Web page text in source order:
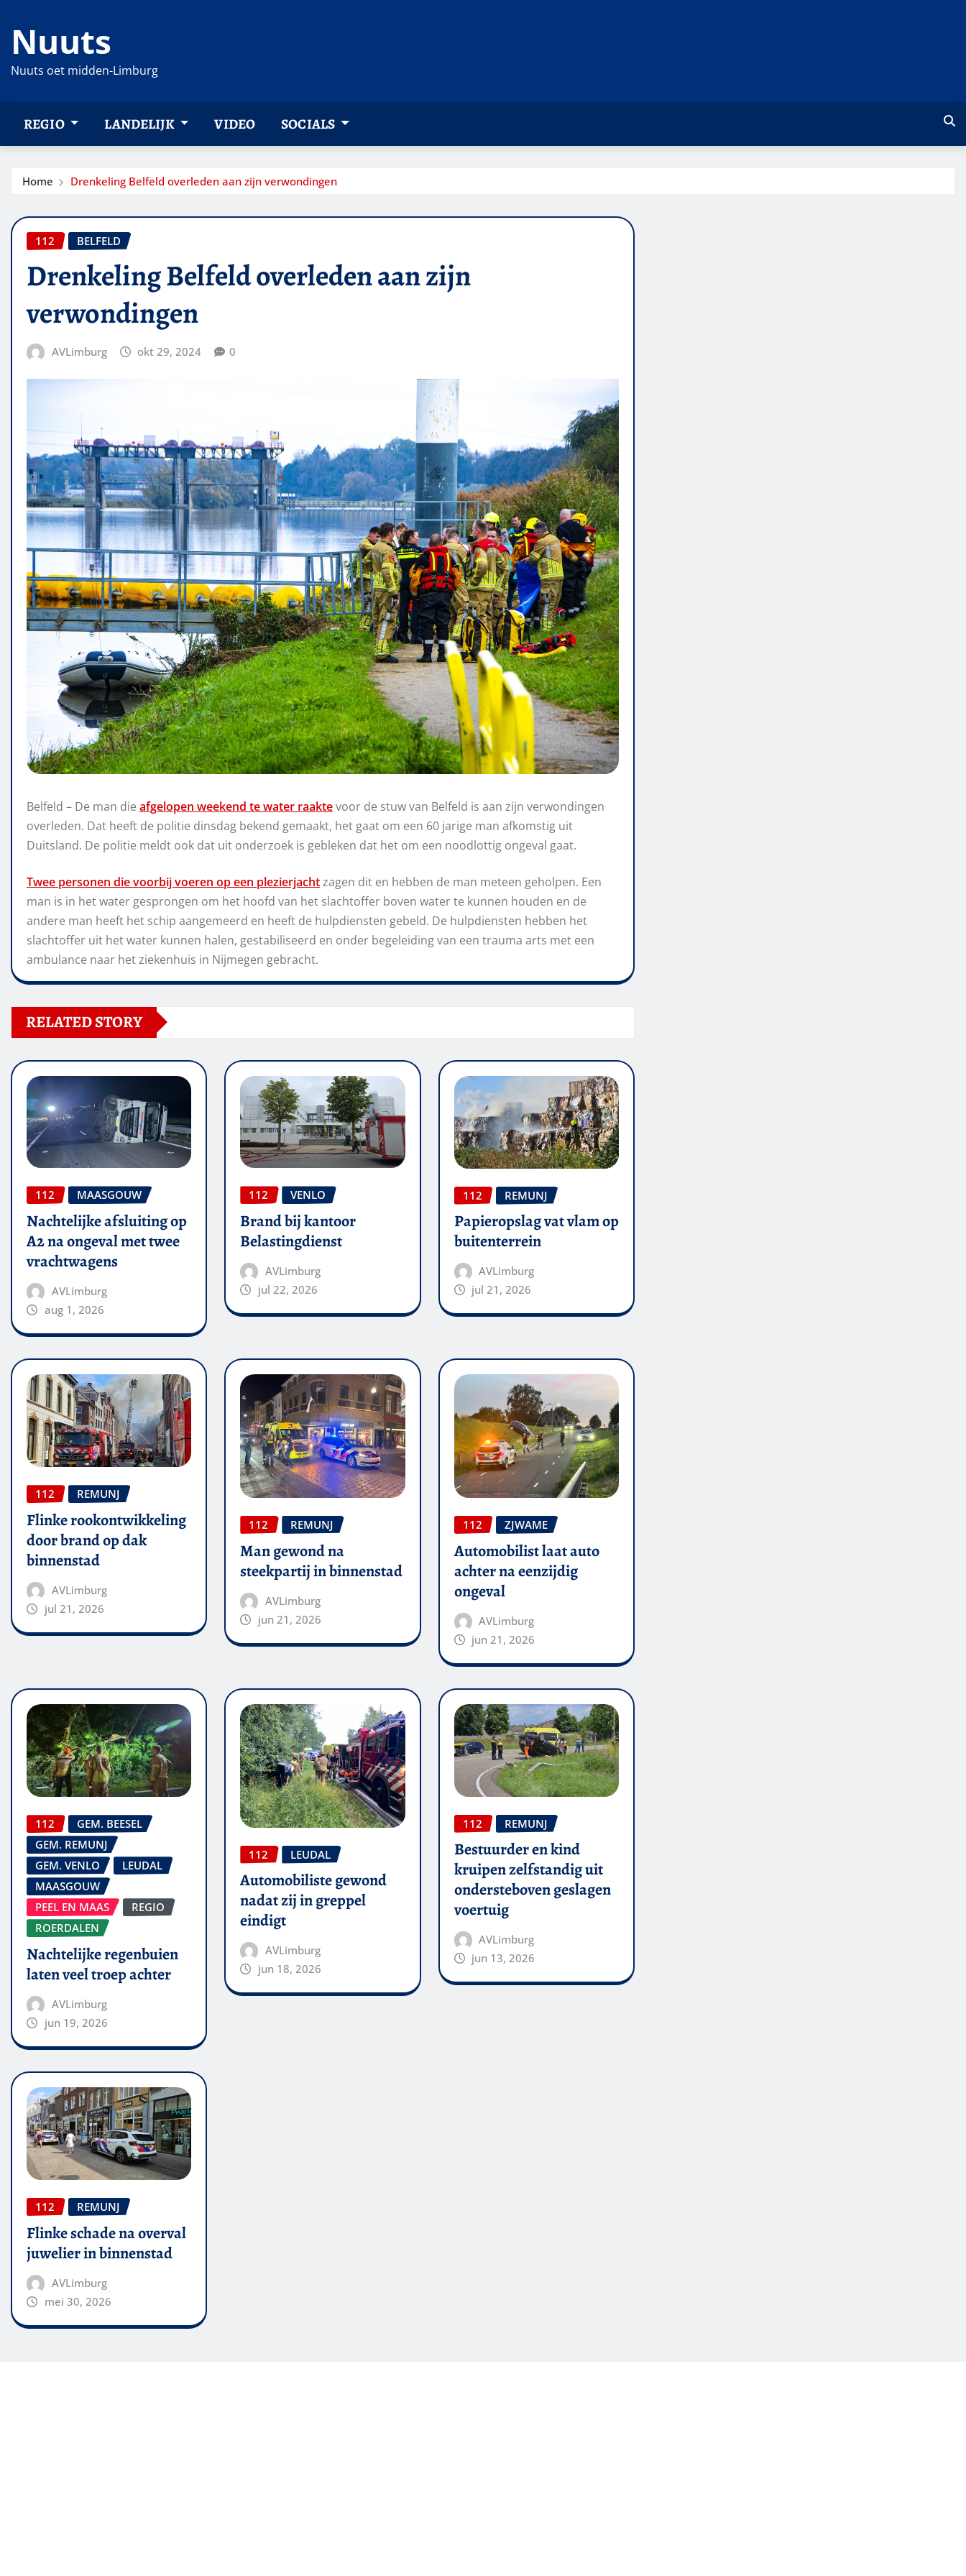
naar
inhoud
Nuuts
Nuuts oet midden-Limburg
REGIO LANDELIJK VIDEO SOCIALS
Home Drenkeling Belfeld overleden aan zijn verwondingen
112 BELFELD
Drenkeling Belfeld overleden aan zijn
verwondingen
AVLimburg okt 29, 2024 0
Belfeld – De man die afgelopen weekend te water raaktevoor de stuw van Belfeld is aan zijn verwondingen
overleden. Dat heeft de politie dinsdag bekend gemaakt, het gaat om een 60 jarige man afkomstig uit
Duitsland. De politie meldt ook dat uit onderzoek is gebleken dat het om een noodlottig ongeval gaat.
Twee personen die voorbij voeren op een plezierjachtzagen dit en hebben de man meteen geholpen. Een
man is in het water gesprongen om het hoofd van het slachtoffer boven water te kunnen houden en de
andere man heeft het schip aangemeerd en heeft de hulpdiensten gebeld. De hulpdiensten hebben het
slachtoffer uit het water kunnen halen, gestabiliseerd en onder begeleiding van een trauma arts met een
ambulance naar het ziekenhuis in Nijmegen gebracht.
RELATED STORY
112 MAASGOUW
Nachtelijke afsluiting op
A2 na ongeval met twee
vrachtwagens
AVLimburg
aug 1, 2026
112 VENLO
Brand bij kantoor
Belastingdienst
AVLimburg
jul 22, 2026
112 REMUNJ
Papieropslag vat vlam op
buitenterrein
AVLimburg
jul 21, 2026
112 REMUNJ
Flinke rookontwikkeling
door brand op dak
binnenstad
AVLimburg
jul 21, 2026
112 REMUNJ
Man gewond na
steekpartij in binnenstad
AVLimburg
jun 21, 2026
112 ZJWAME
Automobilist laat auto
achter na eenzijdig
ongeval
AVLimburg
jun 21, 2026
112
GEM. BEESEL
GEM. REMUNJ
GEM. VENLO
LEUDAL
MAASGOUW
PEEL EN MAAS
REGIO
ROERDALEN
Nachtelijke regenbuien
laten veel troep achter
AVLimburg
jun 19, 2026
112 LEUDAL
Automobiliste gewond
nadat zij in greppel
eindigt
AVLimburg
jun 18, 2026
112 REMUNJ
Bestuurder en kind
kruipen zelfstandig uit
ondersteboven geslagen
voertuig
AVLimburg
jun 13, 2026
112 REMUNJ
Flinke schade na overval
juwelier in binnenstad
AVLimburg
mei 30, 2026